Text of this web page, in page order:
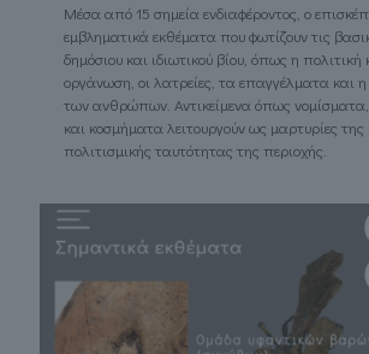
Μέσα από 15 σημεία ενδιαφέροντος, ο
εμβληματικά εκθέματα που φωτίζουν τις
δημόσιου και ιδιωτικού βίου, όπως η πολιτική
οργάνωση, οι λατρείες, τα επαγγέλματα και
των ανθρώπων. Αντικείμενα όπως νομίσματα,
και κοσμήματα λειτουργούν ως μαρτυρίες της
πολιτισμικής ταυτότητας της περιοχής.